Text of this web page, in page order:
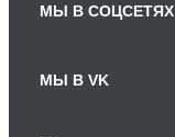
МЫ В СОЦСЕТЯХ
МЫ В VK